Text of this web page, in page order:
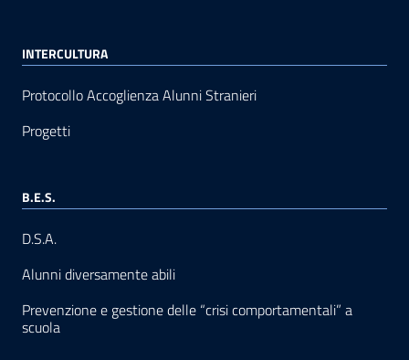
INTERCULTURA
Protocollo Accoglienza Alunni Stranieri
Progetti
B.E.S.
D.S.A.
Alunni diversamente abili
Prevenzione e gestione delle “crisi comportamentali” a
scuola